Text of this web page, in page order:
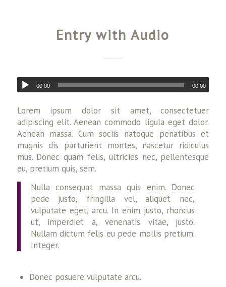
Entry with Audio
00:00 00:00
Lorem ipsum dolor sit amet, consectetuer
adipiscing elit. Aenean commodo ligula eget dolor.
Aenean massa. Cum sociis natoque penatibus et
magnis dis parturient montes, nascetur ridiculus
mus. Donec quam felis, ultricies nec, pellentesque
eu, pretium quis, sem.
Nulla consequat massa quis enim. Donec
pede justo, fringilla vel, aliquet nec,
vulputate eget, arcu. In enim justo, rhoncus
ut, imperdiet a, venenatis vitae, justo.
Nullam dictum felis eu pede mollis pretium.
Integer.
Donec posuere vulputate arcu.